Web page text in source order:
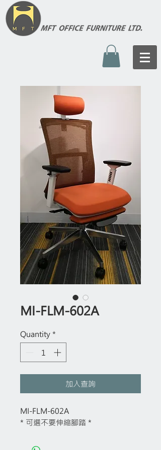
MI-FLM-602A
Quantity *
加入查詢
MI-FLM-602A
* 可選不要伸縮腳踏 *